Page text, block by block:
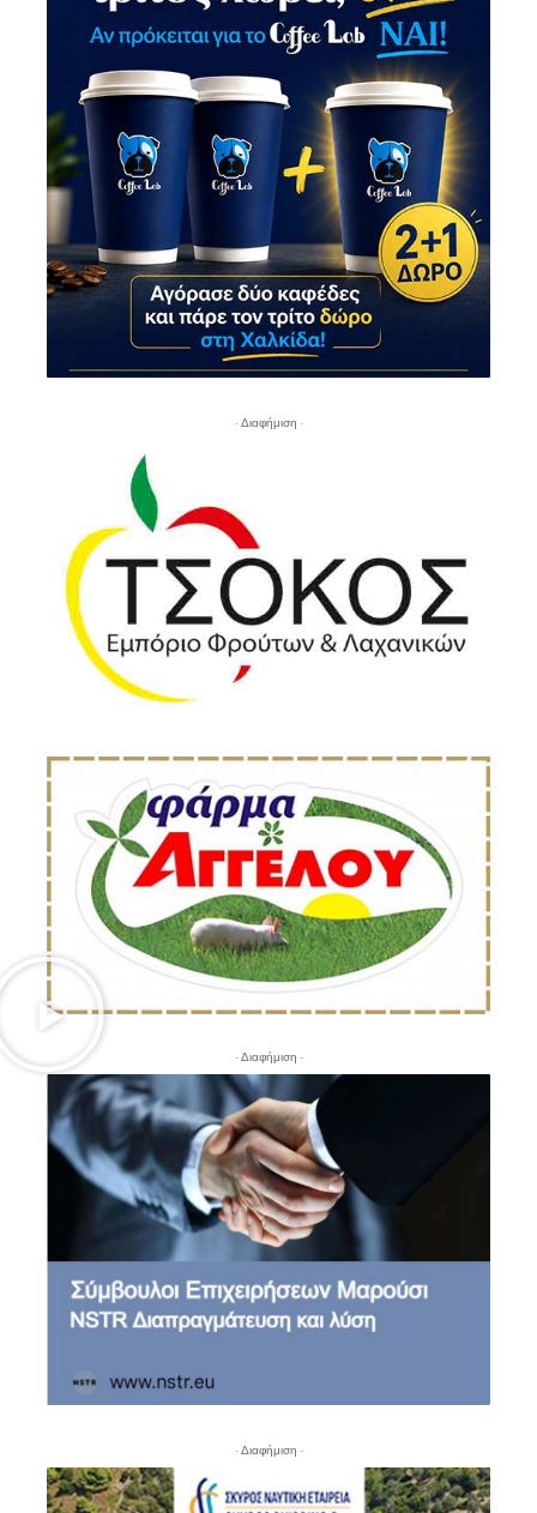
- Διαφήμιση -
- Διαφήμιση -
- Διαφήμιση -